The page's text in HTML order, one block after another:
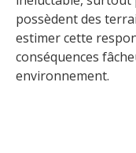
possèdent des
estimer cette
conséquences
environnement.